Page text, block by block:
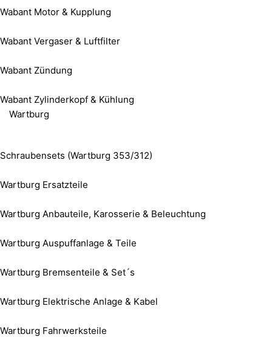
Wabant Motor & Kupplung
Wabant Vergaser & Luftfilter
Wabant Zündung
Wabant Zylinderkopf & Kühlung
Wartburg
Schraubensets (Wartburg 353/312)
Wartburg Ersatzteile
Wartburg Anbauteile, Karosserie & Beleuchtung
Wartburg Auspuffanlage & Teile
Wartburg Bremsenteile & Set´s
Wartburg Elektrische Anlage & Kabel
Wartburg Fahrwerksteile